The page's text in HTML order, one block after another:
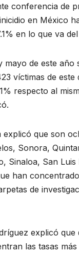
conferencia de
en México
en lo que va del
mayo de este año
víctimas de este
respecto al
explicó que son
Sonora,
Sinaloa, San
han
de
explicó que
las tasas más